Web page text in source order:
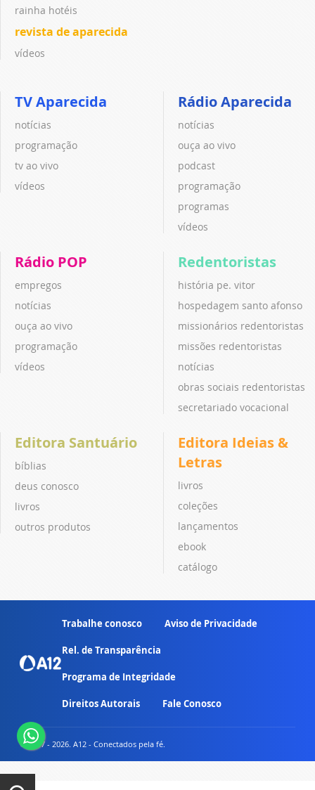
rainha hotéis
revista de aparecida
vídeos
TV Aparecida
notícias
programação
tv ao vivo
vídeos
Rádio Aparecida
notícias
ouça ao vivo
podcast
programação
programas
vídeos
Rádio POP
empregos
notícias
ouça ao vivo
programação
vídeos
Redentoristas
história pe. vitor
hospedagem santo afonso
missionários redentoristas
missões redentoristas
notícias
obras sociais redentoristas
secretariado vocacional
Editora Santuário
bíblias
deus conosco
livros
outros produtos
Editora Ideias &
Letras
livros
coleções
lançamentos
ebook
catálogo
Trabalhe conosco Aviso de Privacidade
Rel. de Transparência
Programa de Integridade
Direitos Autorais Fale Conosco
© 2007 - 2026. A12 - Conectados pela fé.